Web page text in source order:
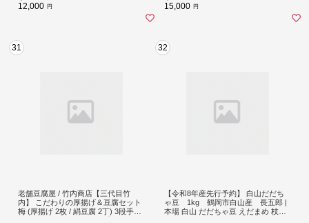
12,000 円 15,000 円
31
老舗豆腐屋 / 竹内商店【三代目竹
内】 こだわりの厚揚げ＆豆腐セット
梅 (厚揚げ 2枚 / 絹豆腐 2丁) 3段手揚
32
【令和8年産先行予約】 白山だだち
ゃ豆 1kg 鶴岡市白山産 長五郎 |
本場 白山 だだちゃ豆 えだまめ 枝豆